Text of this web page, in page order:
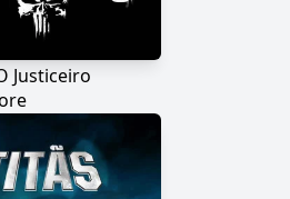
Justiceiro